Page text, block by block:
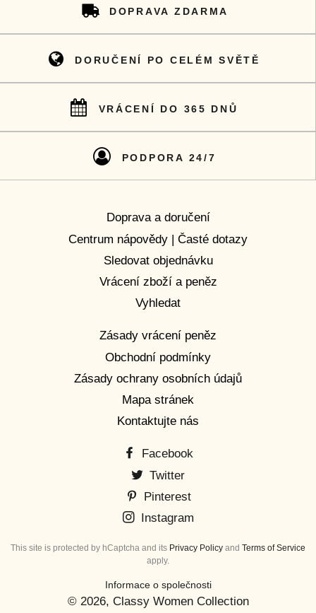
DOPRAVA ZDARMA
DORUČENÍ PO CELÉM SVĚTĚ
VRÁCENÍ DO 365 DNŮ
PODPORA 24/7
Doprava a doručení
Centrum nápovědy | Časté dotazy
Sledovat objednávku
Vrácení zboží a peněz
Vyhledat
Zásady vrácení peněz
Obchodní podmínky
Zásady ochrany osobních údajů
Mapa stránek
Kontaktujte nás
Facebook
Twitter
Pinterest
Instagram
This site is protected by hCaptcha and its Privacy Policy and Terms of Service
apply.
Informace o společnosti
© 2026, Classy Women Collection